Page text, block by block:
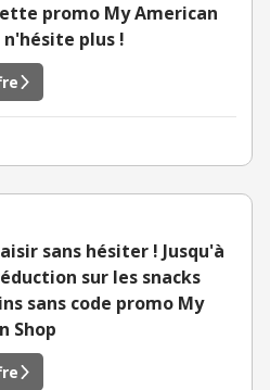
promo My American
n'hésite plus !
sans hésiter ! Jusqu'à
sur les snacks
sans code promo My
Shop